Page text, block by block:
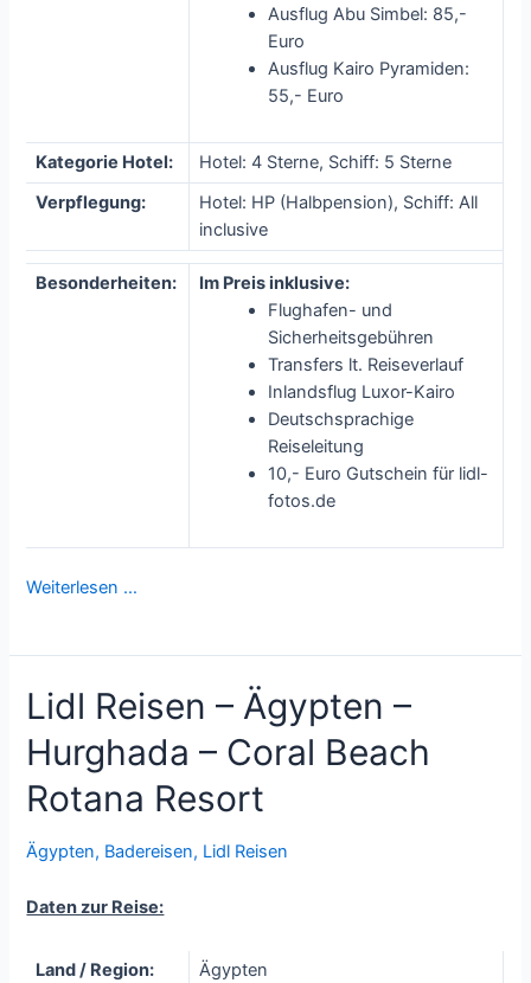
Ausflug Abu Simbel: 85,-
Euro
Ausflug Kairo Pyramiden:
55,- Euro
Kategorie Hotel:
Hotel: 4 Sterne, Schiff: 5 Sterne
Verpflegung:
Hotel: HP (Halbpension), Schiff: All
inclusive
Besonderheiten:
Im Preis inklusive:
Flughafen- und
Sicherheitsgebühren
Transfers lt. Reiseverlauf
Inlandsflug Luxor-Kairo
Deutschsprachige
Reiseleitung
10,- Euro Gutschein für lidl-
fotos.de
Weiterlesen …
Lidl Reisen – Ägypten –
Hurghada – Coral Beach
Rotana Resort
Ägypten, Badereisen, Lidl Reisen
Daten zur Reise:
Land / Region:
Ägypten